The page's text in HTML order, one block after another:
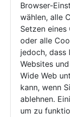
Browser-
wählen, alle
Setzen
oder alle
jedoch, dass
Websites
Wide Web
kann, wenn
ablehnen.
um zu